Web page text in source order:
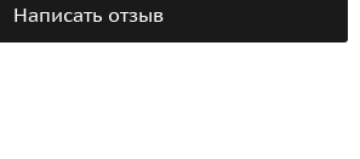
Написать отзыв